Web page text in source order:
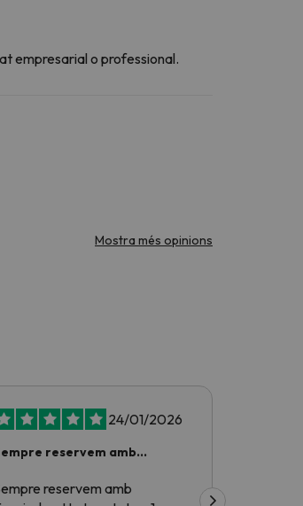
empresarial o professional.
Mostra més opinions
24/01/2026
reservem amb
reservem amb